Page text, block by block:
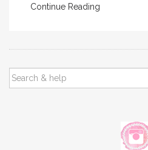
Continue Reading
SEARCH
FOR: